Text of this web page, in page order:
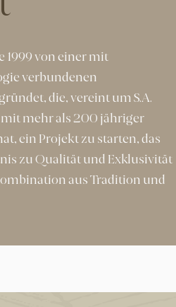
1999 von einer mit
verbundenen
die, vereint um S.A.
mit mehr als 200 jähriger
ein Projekt zu starten, das
zu Qualität und Exklusivität
aus Tradition und